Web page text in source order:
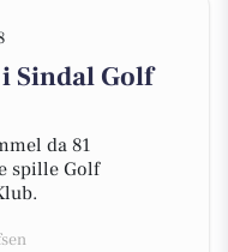
Sindal Golf
da 81
spille Golf